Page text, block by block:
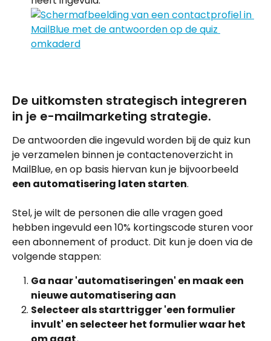
De uitkomsten strategisch integreren
in je e-mailmarketing strategie.
De antwoorden die ingevuld worden bij de quiz kun
je verzamelen binnen je contactenoverzicht in
MailBlue, en op basis hiervan kun je bijvoorbeeld
een automatisering laten starten.
Stel, je wilt de personen die alle vragen goed
hebben ingevuld een 10% kortingscode sturen voor
een abonnement of product. Dit kun je doen via de
volgende stappen:
Ga naar 'automatiseringen' en maak een
nieuwe automatisering aan
Selecteer als starttrigger 'een formulier
invult' en selecteer het formulier waar het